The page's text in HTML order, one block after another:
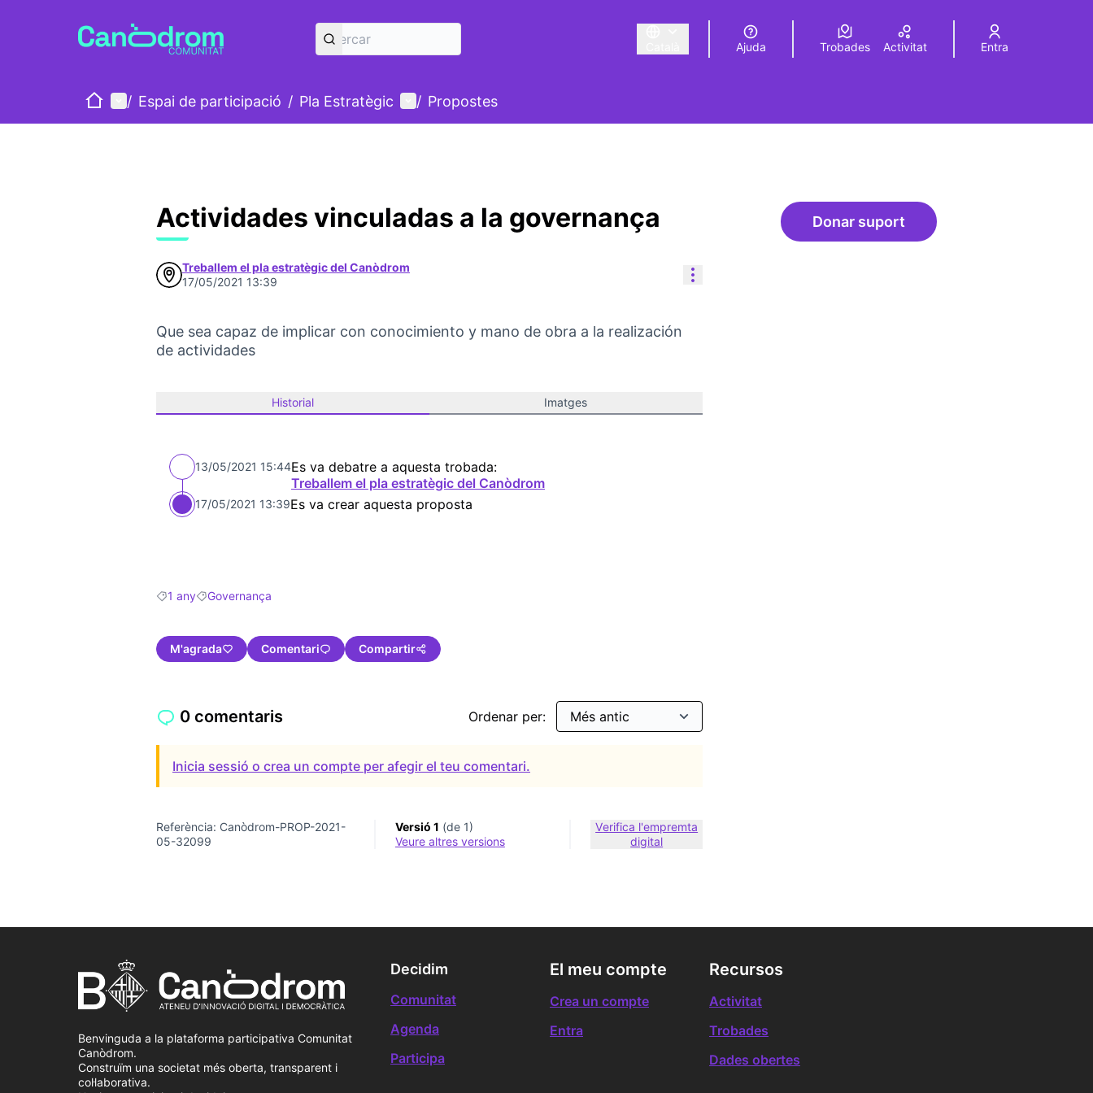
Triar la llengua Elegir el idioma Choose language
Ajuda Trobades Activitat Entra
IniciMenú principal
/ Espai de participació / Pla Estratègic Menú d'usuari
/ Propostes
Actividades vinculadas a la governança
Treballem el pla estratègic del Canòdrom
17/05/2021 13:39
Controls de recursos
Que sea capaz de implicar con conocimiento y mano de obra a la realización
de actividades
Historial Imatges
13/05/2021 15:44Es va debatre a aquesta trobada:
Treballem el pla estratègic del Canòdrom
17/05/2021 13:39Es va crear aquesta proposta
Resultats en filtrar per: 1 any
1 anyResultats en filtrar per: Governança
Governança
M'agrada Comentari Compartir
Donar suportActividades vinculadas a la
0 comentaris Ordenar per:
Inicia sessió o crea un compte per afegir el teu comentari.
Referència: Canòdrom-PROP-2021-
05-32099
Versió 1 (de 1)
veure altres versions
Verifica l'empremta
digital
Benvinguda a la plataforma participativa Comunitat
Canòdrom.
Construïm una societat més oberta, transparent i
col·laborativa.
Decidim
Comunitat
Agenda
Participa
El meu compte
Crea un compte
Entra
Recursos
Activitat
Trobades
Dades obertes